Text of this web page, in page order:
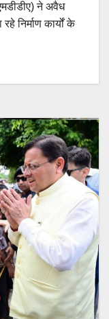
ने अवैध
निर्माण कार्यों के